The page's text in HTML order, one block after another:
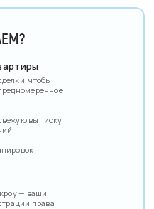
чтобы
выписку
— ваши
права